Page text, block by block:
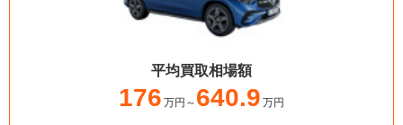
平均買取相場額
176 万円～ 640.9 万円